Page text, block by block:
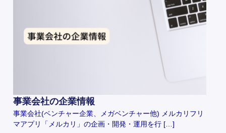
事業会社の企業情報
事業会社(ベンチャー企業、メガベンチャー他) メルカリフリ
マアプリ「メルカリ」の企画・開発・運用を行 […]